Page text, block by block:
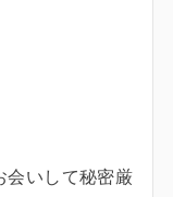
会いして秘密厳